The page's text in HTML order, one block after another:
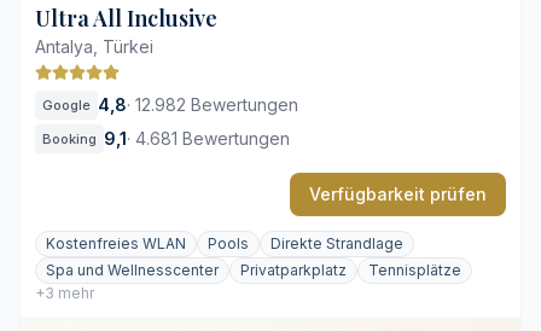
Ultra All Inclusive
Antalya, Türkei
Google 4,8· 12.982 Bewertungen
Booking 9,1· 4.681 Bewertungen
Verfügbarkeit prüfen
Kostenfreies WLAN Pools
Direkte Strandlage
Spa und Wellnesscenter
Privatparkplatz
Tennisplätze
+3 mehr